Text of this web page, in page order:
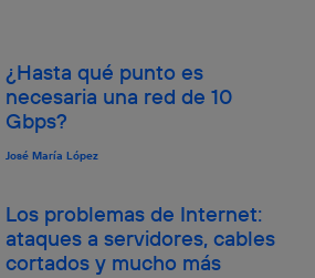
¿Hasta qué punto es
necesaria una red de 10
Gbps?
José María López
Los problemas de Internet:
ataques a servidores, cables
cortados y mucho más